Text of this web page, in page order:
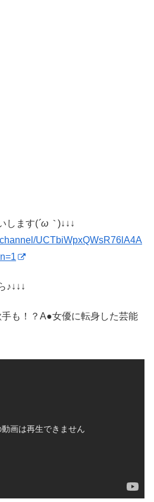
します(´ω｀ )↓↓↓
UCTbiWpxQWsR76lA4A
♪↓↓↓
も！？A●女優に転身した芸能